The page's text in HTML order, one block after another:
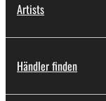
Artists
Händler finden